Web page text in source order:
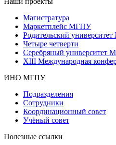
Магистратура
Маркетплейс МГПУ
Родительский
Четыре четверти
Серебряный университет
XIII Международная
ИНО МГПУ
Подразделения
Сотрудники
Координационный совет
Учёный совет
Полезные ссылки